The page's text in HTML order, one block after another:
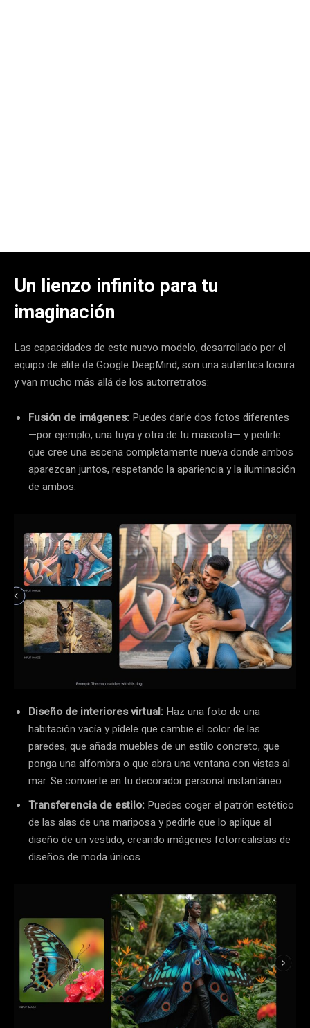
Un lienzo infinito para tu
imaginación
Las capacidades de este nuevo modelo, desarrollado por el
equipo de élite de Google DeepMind, son una auténtica locura
y van mucho más allá de los autorretratos:
Fusión de imágenes: Puedes darle dos fotos diferentes
—por ejemplo, una tuya y otra de tu mascota— y pedirle
que cree una escena completamente nueva donde ambos
aparezcan juntos, respetando la apariencia y la iluminación
de ambos.
Diseño de interiores virtual: Haz una foto de una
habitación vacía y pídele que cambie el color de las
paredes, que añada muebles de un estilo concreto, que
ponga una alfombra o que abra una ventana con vistas al
mar. Se convierte en tu decorador personal instantáneo.
Transferencia de estilo: Puedes coger el patrón estético
de las alas de una mariposa y pedirle que lo aplique al
diseño de un vestido, creando imágenes fotorrealistas de
diseños de moda únicos.